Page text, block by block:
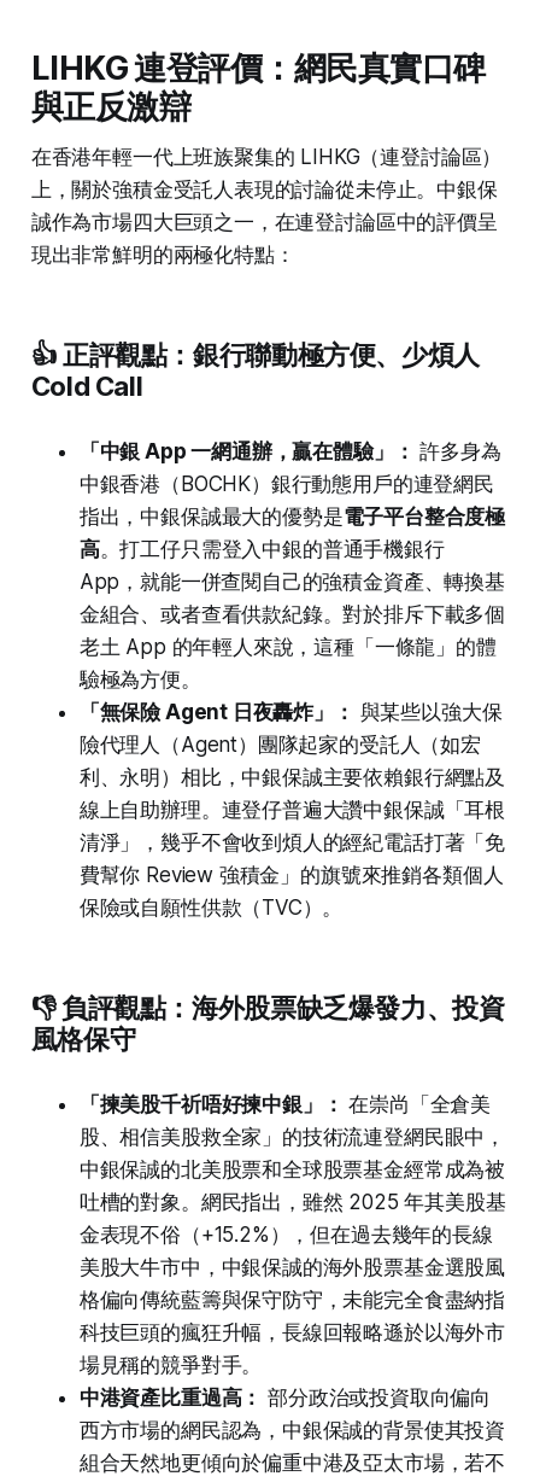
LIHKG 連登評價：網民真實口碑
與正反激辯
在香港年輕一代上班族聚集的 LIHKG（連登討論區）
上，關於強積金受託人表現的討論從未停止。中銀保
誠作為市場四大巨頭之一，在連登討論區中的評價呈
現出非常鮮明的兩極化特點：
👍 正評觀點：銀行聯動極方便、少煩人
Cold Call
「中銀 App 一網通辦，贏在體驗」： 許多身為
中銀香港（BOCHK）銀行動態用戶的連登網民
指出，中銀保誠最大的優勢是電子平台整合度極
高。打工仔只需登入中銀的普通手機銀行
App，就能一併查閱自己的強積金資產、轉換基
金組合、或者查看供款紀錄。對於排斥下載多個
老土 App 的年輕人來說，這種「一條龍」的體
驗極為方便。
「無保險 Agent 日夜轟炸」： 與某些以強大保
險代理人（Agent）團隊起家的受託人（如宏
利、永明）相比，中銀保誠主要依賴銀行網點及
線上自助辦理。連登仔普遍大讚中銀保誠「耳根
清淨」，幾乎不會收到煩人的經紀電話打著「免
費幫你 Review 強積金」的旗號來推銷各類個人
保險或自願性供款（TVC）。
👎 負評觀點：海外股票缺乏爆發力、投資
風格保守
「揀美股千祈唔好揀中銀」： 在崇尚「全倉美
股、相信美股救全家」的技術流連登網民眼中，
中銀保誠的北美股票和全球股票基金經常成為被
吐槽的對象。網民指出，雖然 2025 年其美股基
金表現不俗（+15.2%），但在過去幾年的長線
美股大牛市中，中銀保誠的海外股票基金選股風
格偏向傳統藍籌與保守防守，未能完全食盡納指
科技巨頭的瘋狂升幅，長線回報略遜於以海外市
場見稱的競爭對手。
中港資產比重過高： 部分政治或投資取向偏向
西方市場的網民認為，中銀保誠的背景使其投資
組合天然地更傾向於偏重中港及亞太市場，若不